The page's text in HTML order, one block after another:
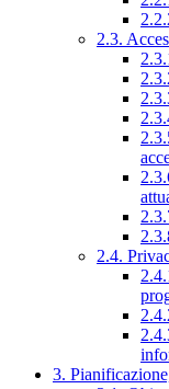
2.3.
2.4.
3.